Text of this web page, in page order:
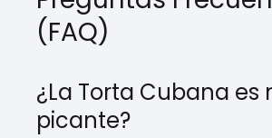
(FAQ)
¿La Torta Cubana es
picante?